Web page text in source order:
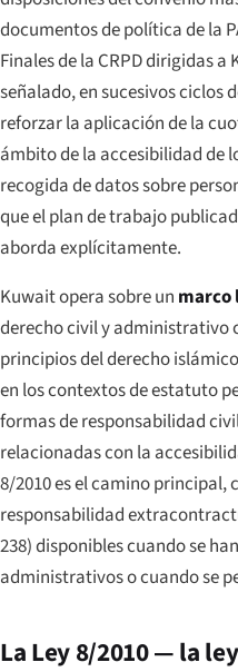
documentos de política de la
Finales de la CRPD dirigidas a
señalado, en sucesivos ciclos
reforzar la aplicación de la
ámbito de la accesibilidad de
recogida de datos sobre
que el plan de trabajo
aborda explícitamente.
Kuwait opera sobre un marco
derecho civil y administrativo
principios del derecho
en los contextos de estatuto
formas de responsabilidad
relacionadas con la
8/2010 es el camino principal,
responsabilidad
238) disponibles cuando se
administrativos o cuando se
La Ley 8/2010 — la